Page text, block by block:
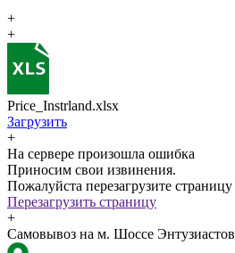
+
+
Price_Instrland.xlsx
Загрузить
+
На сервере произошла ошибка
Приносим свои извинения.
Пожалуйста перезагрузите страницу
Перезагрузить страницу
+
Самовывоз на м. Шоссе Энтузиастов